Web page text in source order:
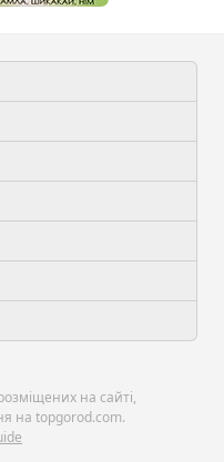
на сайті,
на topgorod.com.